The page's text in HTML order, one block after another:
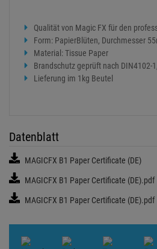
Qualität von Magic FX für den
Form: PapierBlüten, Durchmesser
Material: Tissue Paper
Brandschutz geprüft nach DIN4102-
Lieferung im 1kg Beutel
Datenblatt
MAGICFX B1 Paper Certificate (DE)
MAGICFX B1 Paper Certificate (DE).pdf
MAGICFX B1 Paper Certificate (DE).pdf